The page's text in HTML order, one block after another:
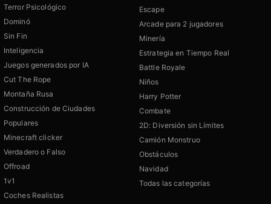
Terror Psicológico
Dominó
Sin Fin
Inteligencia
Juegos generados por IA
Cut The Rope
Montaña Rusa
Construcción de Ciudades
Populares
Minecraft clicker
Verdadero o Falso
Offroad
1v1
Coches Realistas
Escape
Arcade para 2 jugadores
Minería
Estrategia en Tiempo Real
Battle Royale
Niños
Harry Potter
Combate
2D: Diversión sin Límites
Camión Monstruo
Obstáculos
Navidad
Todas las categorías